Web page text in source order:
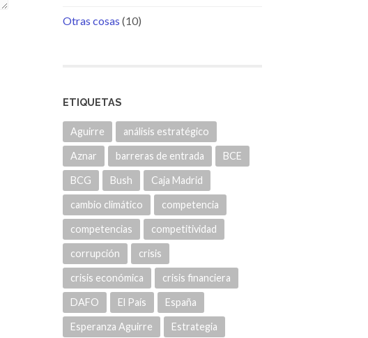
Otras cosas (10)
ETIQUETAS
Aguirre análisis estratégico
Aznar barreras de entrada BCE
BCG Bush Caja Madrid
cambio climático competencia
competencias competitividad
corrupción crisis
crisis económica crisis financiera
DAFO El País España
Esperanza Aguirre Estrategia